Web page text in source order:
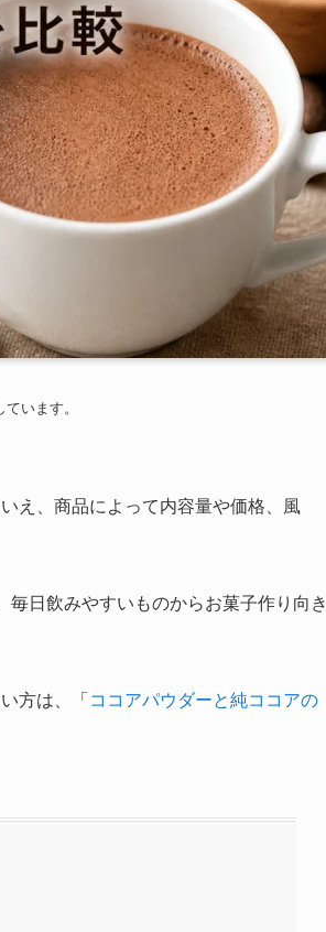
います。
え、商品によって内容量や価格、風
日飲みやすいものからお菓子作り向き
方は、「 ココアパウダーと純ココアの